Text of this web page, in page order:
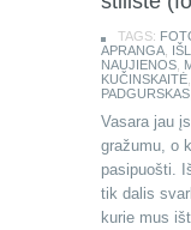
TAGS:
APRANGA
NAUJIENOS
KUČINSKAITĖ
PADGURSKAS
Vasara jau
gražumu, o
pasipuošti.
tik dalis
kurie mus